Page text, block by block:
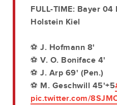
FULL-TIME: Bayer
Holstein Kiel
⚽️ J. Hofmann 8'
⚽️ V. O. Boniface 4'
⚽️ J. Arp 69' (Pen.)
⚽️ M. Geschwill 45'+5
pic.twitter.com/